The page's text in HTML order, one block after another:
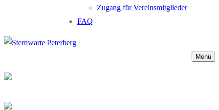
Zugang für Vereinsmitglieder
FAQ
Menü